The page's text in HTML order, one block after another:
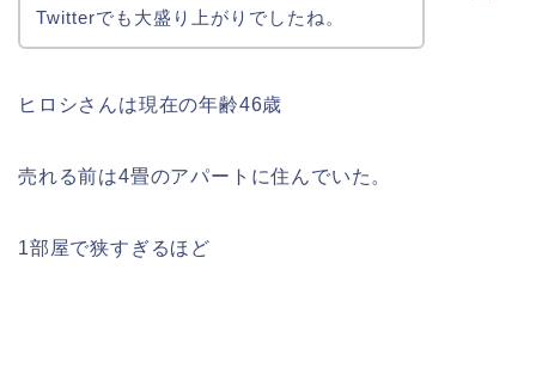
Twitterでも大盛り上がりでしたね。
ヒロシさんは現在の年齢46歳
売れる前は4畳のアパートに住んでいた。
1部屋で狭すぎるほど